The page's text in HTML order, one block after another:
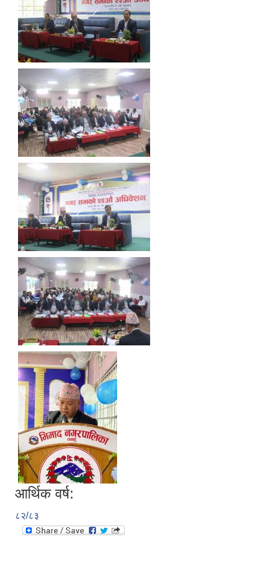
आर्थिक वर्ष:
८२/८३